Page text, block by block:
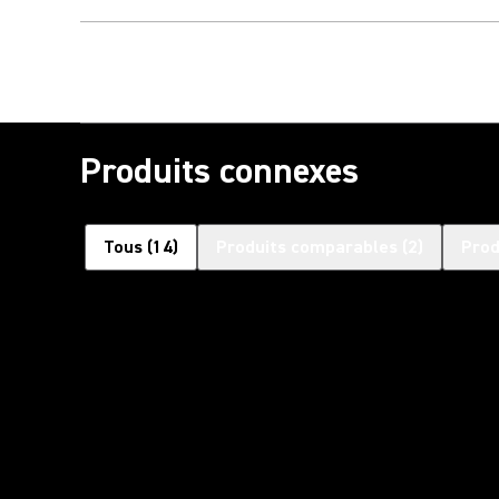
Produits connexes
Tous (14)